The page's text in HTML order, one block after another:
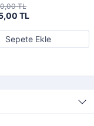
TL
TL
Sepete Ekle